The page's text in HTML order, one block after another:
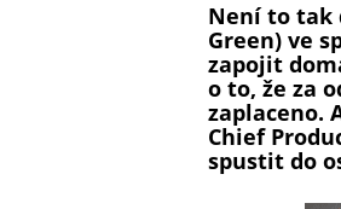
Není to tak
Green) ve
zapojit
o to, že za
zaplaceno.
Chief
spustit do